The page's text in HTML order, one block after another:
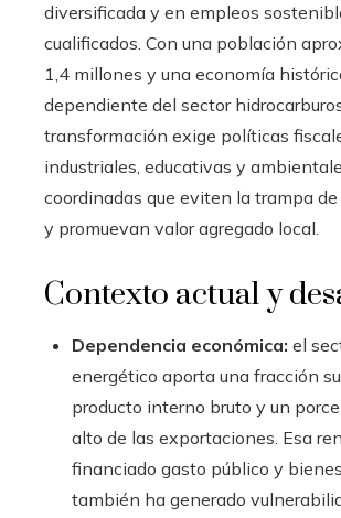
diversificada y en empleos
cualificados. Con una población
1,4 millones y una economía
dependiente del sector
transformación exige políticas
industriales, educativas y
coordinadas que eviten la trampa
y promuevan valor agregado local.
Contexto actual y
Dependencia económica: el
energético aporta una fracción
producto interno bruto y un
alto de las exportaciones. Esa
financiado gasto público y
también ha generado